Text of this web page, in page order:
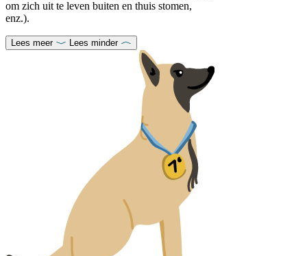
om zich uit te leven buiten en thuis stomen,
enz.).
Lees meer Lees minder